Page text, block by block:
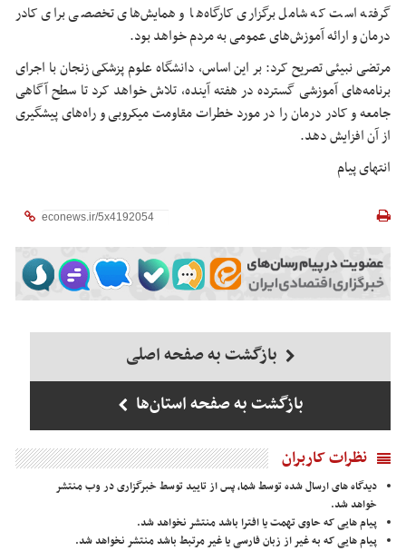
گرفته است که شامل برگزاری کارگاه‌ها و همایش‌های تخصصی برای کادر
درمان و ارائه آموزش‌های عمومی به مردم خواهد بود.
مرتضی نبیئی تصریح کرد: بر این اساس، دانشگاه علوم پزشکی زنجان با اجرای
برنامه‌های آموزشی گسترده در هفته آینده، تلاش خواهد کرد تا سطح آگاهی
جامعه و کادر درمان را در مورد خطرات مقاومت میکروبی و راه‌های پیشگیری
از آن افزایش دهد.
انتهای پیام
بازگشت به صفحه اصلی
بازگشت به صفحه استان‌ها
نظرات کاربران
دیدگاه های ارسال شده توسط شما، پس از تایید توسط خبرگزاری در وب منتشر
خواهد شد.
پیام هایی که حاوی تهمت یا افترا باشد منتشر نخواهد شد.
پیام هایی که به غیر از زبان فارسی یا غیر مرتبط باشد منتشر نخواهد شد.